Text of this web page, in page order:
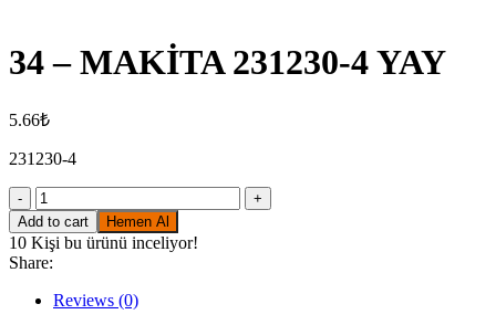
34 – MAKİTA 231230-4 YAY
5.66₺
231230-4
34
-
MAKİTA
231230-
4
YAY
quantity
Add to cart Hemen Al
10 Kişi bu ürünü inceliyor!
Share:
Reviews (0)